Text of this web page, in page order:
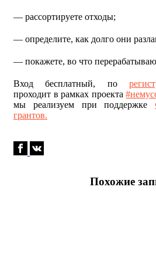
— рассортируете отходы;
— определите, как долго они
— покажете, во что
Вход бесплатный, по
проходит в рамках проекта
мы реализуем при поддержке
грантов.
Похожие